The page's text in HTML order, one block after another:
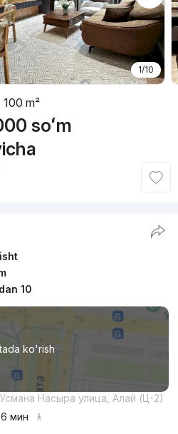
1/10
m²
soʻm
10
ko'rish
Насыра улица, Алай (Ц-2)
мин